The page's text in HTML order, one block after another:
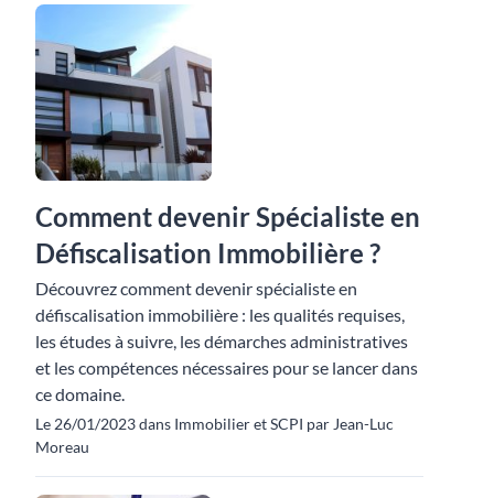
Comment devenir Spécialiste en
Défiscalisation Immobilière ?
Découvrez comment devenir spécialiste en
défiscalisation immobilière : les qualités requises,
les études à suivre, les démarches administratives
et les compétences nécessaires pour se lancer dans
ce domaine.
Le 26/01/2023 dans Immobilier et SCPI par Jean-Luc
Moreau